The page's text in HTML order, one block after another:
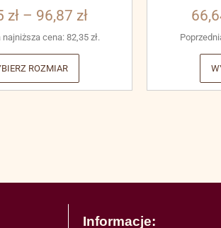
zł – 96,87 zł
najniższa cena:82,35 zł.
ROZMIAR
Informacje: